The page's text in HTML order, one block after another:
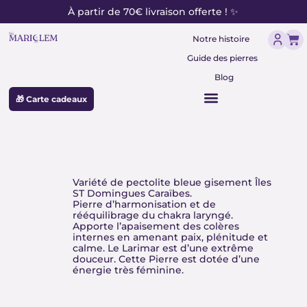
au
contenu
À partir de 70€ livraison offerte ! ✨
Notre histoire
Guide des pierres
Blog
🎁 Carte cadeaux
Variété de pectolite bleue gisement Îles
ST Domingues Caraïbes.
Pierre d’harmonisation et de
rééquilibrage du chakra laryngé.
Apporte l’apaisement des colères
internes en amenant paix, plénitude et
calme. Le Larimar est d’une extrême
douceur. Cette Pierre est dotée d’une
énergie très féminine.